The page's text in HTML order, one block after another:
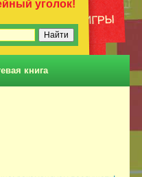
уголок!
книга